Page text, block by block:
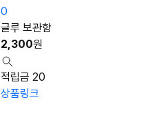
0
글루 보관함
2,300원
적립금 20
상품링크